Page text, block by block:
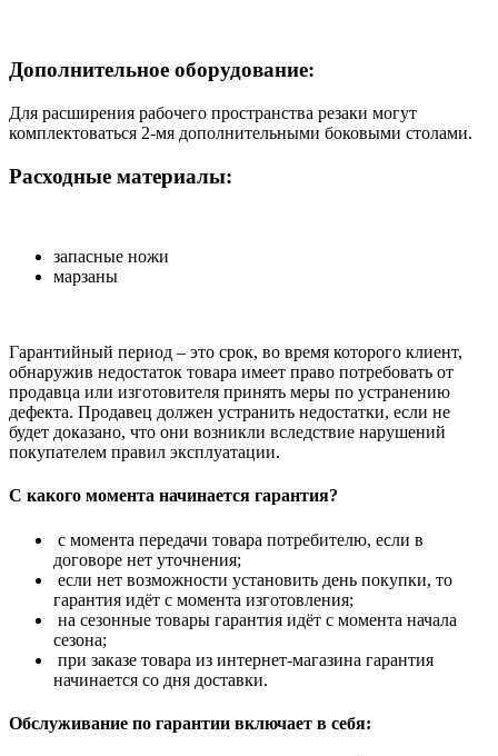
Дополнительное оборудование:
Для расширения рабочего пространства резаки могут
комплектоваться 2-мя дополнительными боковыми столами.
Расходные материалы:
запасные ножи
марзаны
Гарантийный период – это срок, во время которого клиент,
обнаружив недостаток товара имеет право потребовать от
продавца или изготовителя принять меры по устранению
дефекта. Продавец должен устранить недостатки, если не
будет доказано, что они возникли вследствие нарушений
покупателем правил эксплуатации.
С какого момента начинается гарантия?
с момента передачи товара потребителю, если в
договоре нет уточнения;
если нет возможности установить день покупки, то
гарантия идёт с момента изготовления;
на сезонные товары гарантия идёт с момента начала
сезона;
при заказе товара из интернет-магазина гарантия
начинается со дня доставки.
Обслуживание по гарантии включает в себя: